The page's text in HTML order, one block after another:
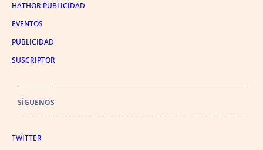
HATHOR PUBLICIDAD
EVENTOS
PUBLICIDAD
SUSCRIPTOR
SÍGUENOS
TWITTER